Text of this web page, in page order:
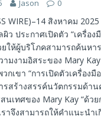
Jason 0
WIRE)–14 สิงหาคม
ว ประกาศเปิดตัว “เครื่อ
ให้ผู้บริโภคสามารถค้นหา
มงามอิสระของ Mary
กเขา “การเปิดตัวเครื่อง
รสร้างสรรค์นวัตกรรมด้า
นเทศของ Mary Kay “ด้
ราจึงสามารถให้คำแนะน